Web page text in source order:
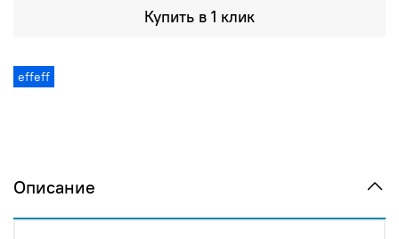
effeff
Купить в 1 клик
Описание